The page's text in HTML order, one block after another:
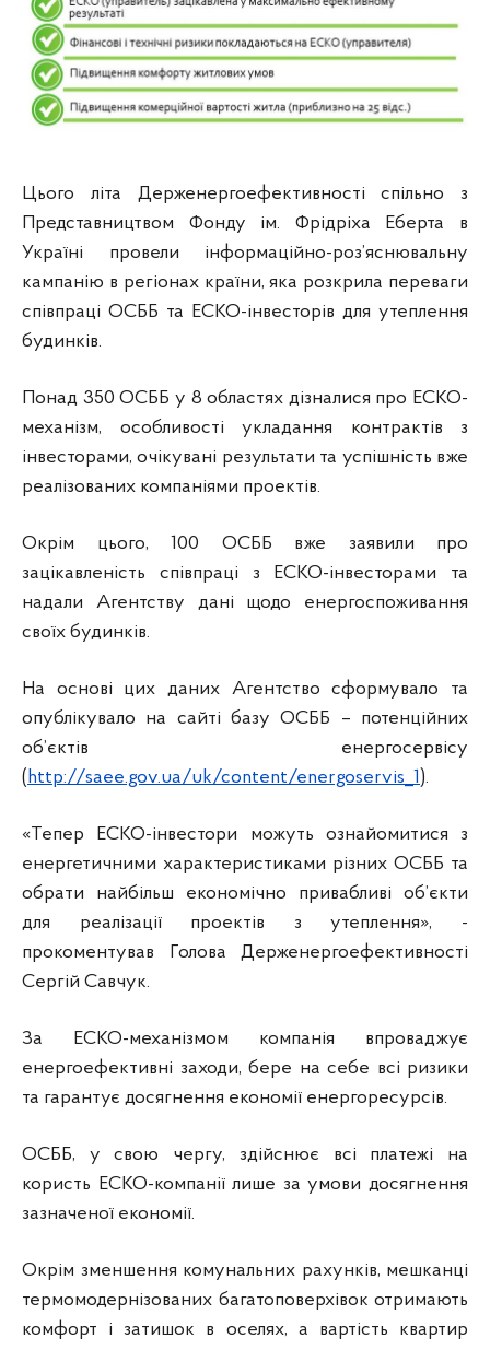
Цього літа Держенергоефективності спільно з
Представництвом Фонду ім. Фрідріха Еберта в
Україні провели інформаційно-роз’яснювальну
кампанію в регіонах країни, яка розкрила переваги
співпраці ОСББ та ЕСКО-інвесторів для утеплення
будинків.
Понад 350 ОСББ у 8 областях дізналися про ЕСКО-
механізм, особливості укладання контрактів з
інвесторами, очікувані результати та успішність вже
реалізованих компаніями проектів.
Окрім цього, 100 ОСББ вже заявили про
зацікавленість співпраці з ЕСКО-інвесторами та
надали Агентству дані щодо енергоспоживання
своїх будинків.
На основі цих даних Агентство сформувало та
опублікувало на сайті базу ОСББ – потенційних
об’єктів енергосервісу
(http://saee.gov.ua/uk/content/energoservis_1).
«Тепер ЕСКО-інвестори можуть ознайомитися з
енергетичними характеристиками різних ОСББ та
обрати найбільш економічно привабливі об’єкти
для реалізації проектів з утеплення», -
прокоментував Голова Держенергоефективності
Сергій Савчук.
За ЕСКО-механізмом компанія впроваджує
енергоефективні заходи, бере на себе всі ризики
та гарантує досягнення економії енергоресурсів.
ОСББ, у свою чергу, здійснює всі платежі на
користь ЕСКО-компанії лише за умови досягнення
зазначеної економії.
Окрім зменшення комунальних рахунків, мешканці
термомодернізованих багатоповерхівок отримають
комфорт і затишок в оселях, а вартість квартир